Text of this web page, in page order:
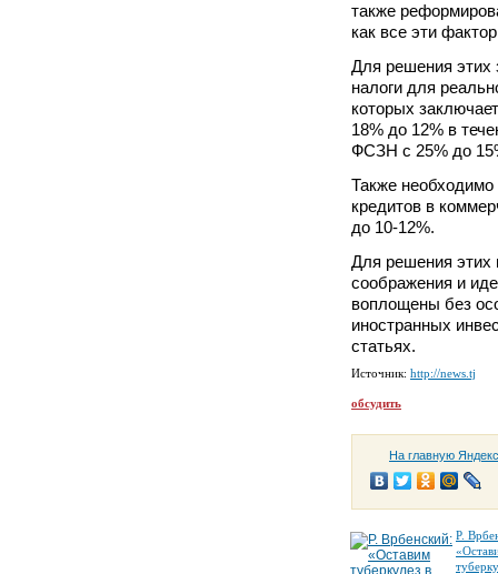
также
как все эти
Для решения этих
налоги для
которых
18% до 12% в
ФСЗН с 25% до
Также необходимо
кредитов в
до 10-12%.
Для решения этих
соображения и
воплощены без
иностранных
статьях.
Источник: http://news.tj
обсудить
На главную
Р.